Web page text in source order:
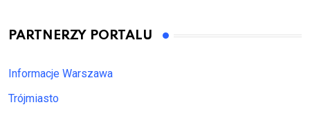
PARTNERZY PORTALU
Informacje Warszawa
Trójmiasto